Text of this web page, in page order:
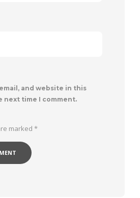
email, and website in this
next time I comment.
marked *